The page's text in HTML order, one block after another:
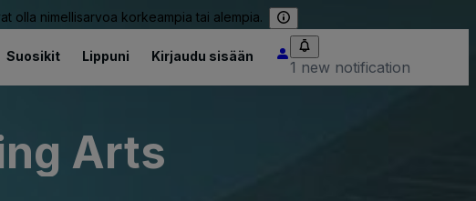
olla nimellisarvoa korkeampia tai alempia.
Suosikit Lippuni Kirjaudu sisään
1 new notification
Arts